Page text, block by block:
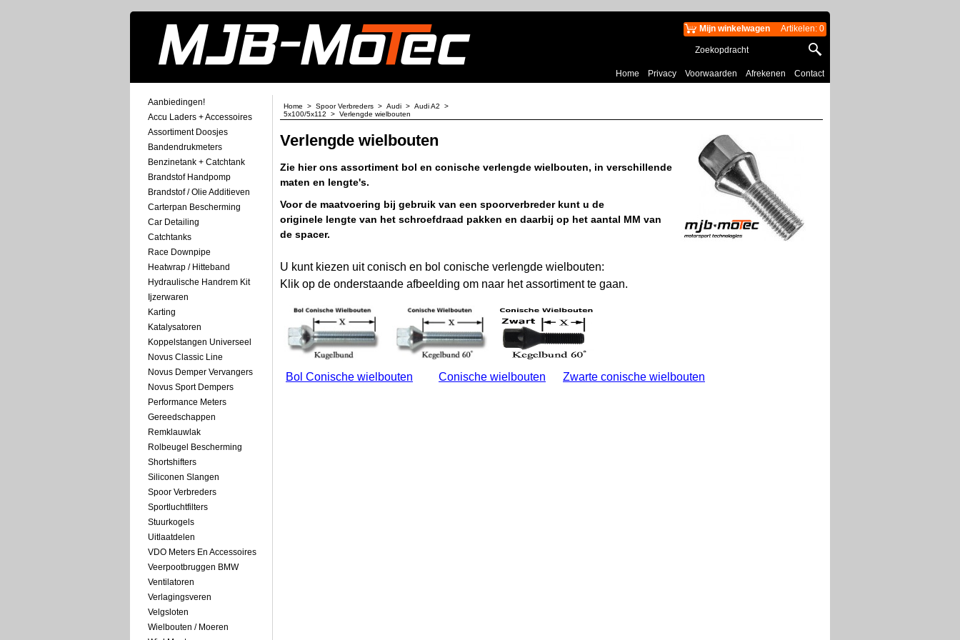
Mijn winkelwagen Artikelen: 0
Home Privacy Voorwaarden Afrekenen Contact
Aanbiedingen!
Accu Laders + Accessoires
Assortiment Doosjes
Bandendrukmeters
Benzinetank + Catchtank
Brandstof Handpomp
Brandstof / Olie Additieven
Carterpan Bescherming
Car Detailing
Catchtanks
Race Downpipe
Heatwrap / Hitteband
Hydraulische Handrem Kit
Ijzerwaren
Karting
Katalysatoren
Koppelstangen Universeel
Novus Classic Line
Novus Demper Vervangers
Novus Sport Dempers
Performance Meters
Gereedschappen
Remklauwlak
Rolbeugel Bescherming
Shortshifters
Siliconen Slangen
Spoor Verbreders
Sportluchtfilters
Stuurkogels
Uitlaatdelen
VDO Meters En Accessoires
Veerpootbruggen BMW
Ventilatoren
Verlagingsveren
Velgsloten
Wielbouten / Moeren
Home > Spoor Verbreders > Audi > Audi A2 >
5x100/5x112 > Verlengde wielbouten
Verlengde wielbouten
Zie hier ons assortiment bol en conische verlengde wielbouten, in verschillende
maten en lengte's.
Voor de maatvoering bij gebruik van een spoorverbreder kunt u de
originele lengte van het schroefdraad pakken en daarbij op het aantal MM van
de spacer.
U kunt kiezen uit conisch en bol conische verlengde wielbouten:
Klik op de onderstaande afbeelding om naar het assortiment te gaan.
Bol Conische wielbouten Conische wielbouten Zwarte conische wielbouten